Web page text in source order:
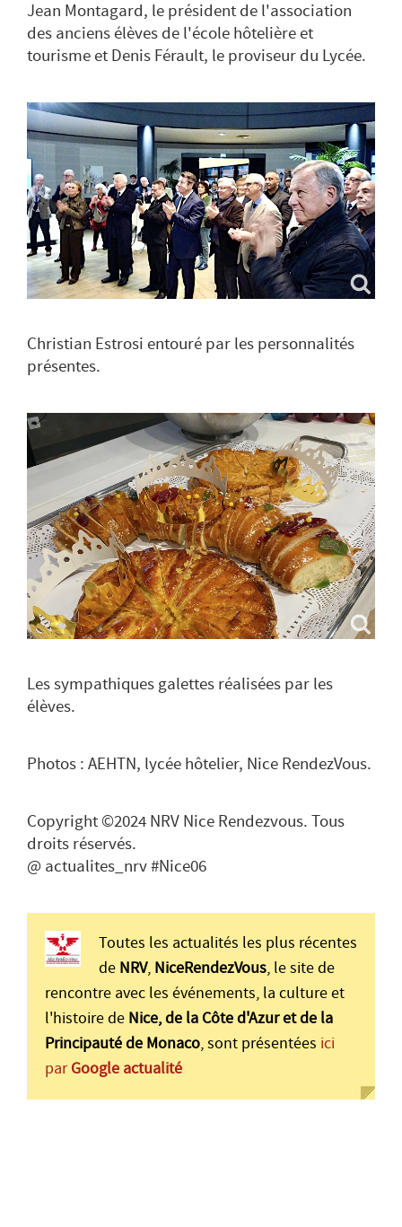
Jean Montagard, le président de l'association
des anciens élèves de l'école hôtelière et
tourisme et Denis Férault, le proviseur du Lycée.
Christian Estrosi entouré par les personnalités
présentes.
Les sympathiques galettes réalisées par les
élèves.
Photos : AEHTN, lycée hôtelier, Nice RendezVous.
Copyright ©2024 NRV Nice Rendezvous. Tous
droits réservés.
@ actualites_nrv #Nice06
Toutes les actualités les plus récentes
de NRV, NiceRendezVous, le site de
rencontre avec les événements, la culture et
l'histoire de Nice, de la Côte d'Azur et de la
Principauté de Monaco, sont présentées ici
par Google actualité